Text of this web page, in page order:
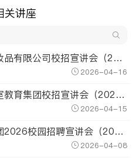
关讲座
【企业宣讲会】中山中研化妆品有限公司校招宣讲会（2026年4月22日）
2026-04-16
【企业宣讲会】香港天才教室教育集团校招宣讲会（2026年4月21日）
2026-04-15
【企业宣讲会】罗德传播集团2026校园招聘宣讲会（2026年4月15日）
2026-04-08